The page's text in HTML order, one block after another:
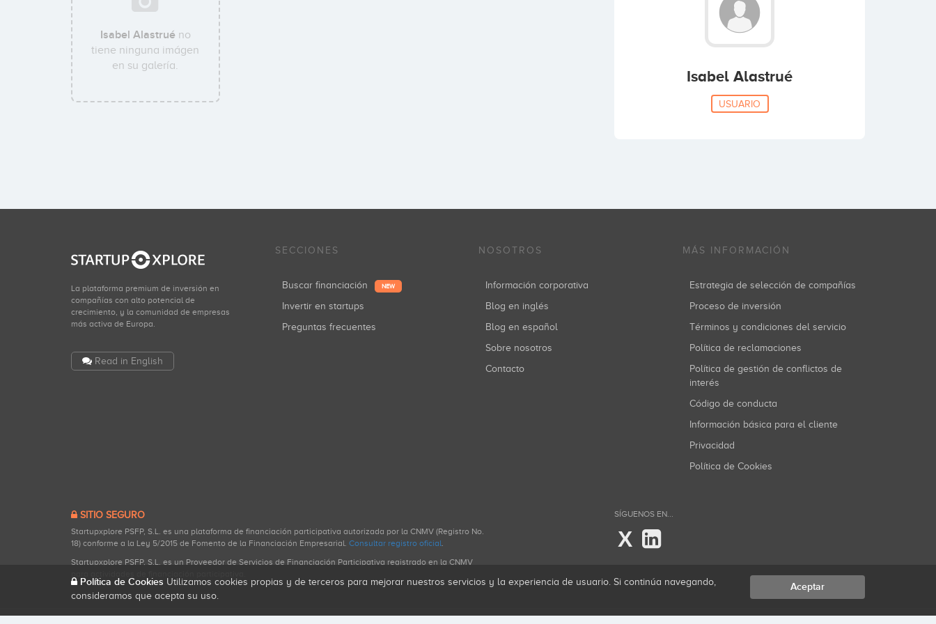
Isabel Alastruéno
tiene ninguna imágen
en su galería.
Isabel Alastrué
USUARIO
La plataforma premium de inversión en
compañías con alto potencial de
crecimiento, y la comunidad de empresas
más activa de Europa.
Read in English
SECCIONES
Buscar financiación NEW
Invertir en startups
Preguntas frecuentes
NOSOTROS
Información corporativa
Blog en inglés
Blog en español
Sobre nosotros
Contacto
MÁS INFORMACIÓN
Estrategia de selección de compañías
Proceso de inversión
Términos y condiciones del servicio
Política de reclamaciones
Política de gestión de conflictos de
interés
Código de conducta
Información básica para el cliente
Privacidad
Política de Cookies
SITIO SEGURO
Startupxplore PSFP, S.L. es una plataforma de financiación participativa autorizada por la CNMV (Registro No.
18) conforme a la Ley 5/2015 de Fomento de la Financiación Empresarial. Consultar registro oficial.
Startupxplore PSFP, S.L. es un Proveedor de Servicios de Financiación Participativa registrado en la CNMV
SÍGUENOS EN...
X
Política de Cookies Utilizamos cookies propias y de terceros para mejorar nuestros servicios y la experiencia de usuario. Si continúa navegando,
consideramos que acepta su uso.
Aceptar